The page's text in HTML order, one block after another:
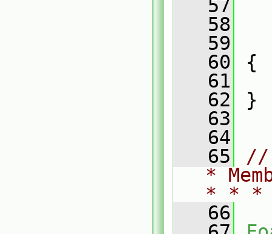
   57
   58
   59
   60
{
   61
   62
}
   63
   64
   65
//
*
* *
   66